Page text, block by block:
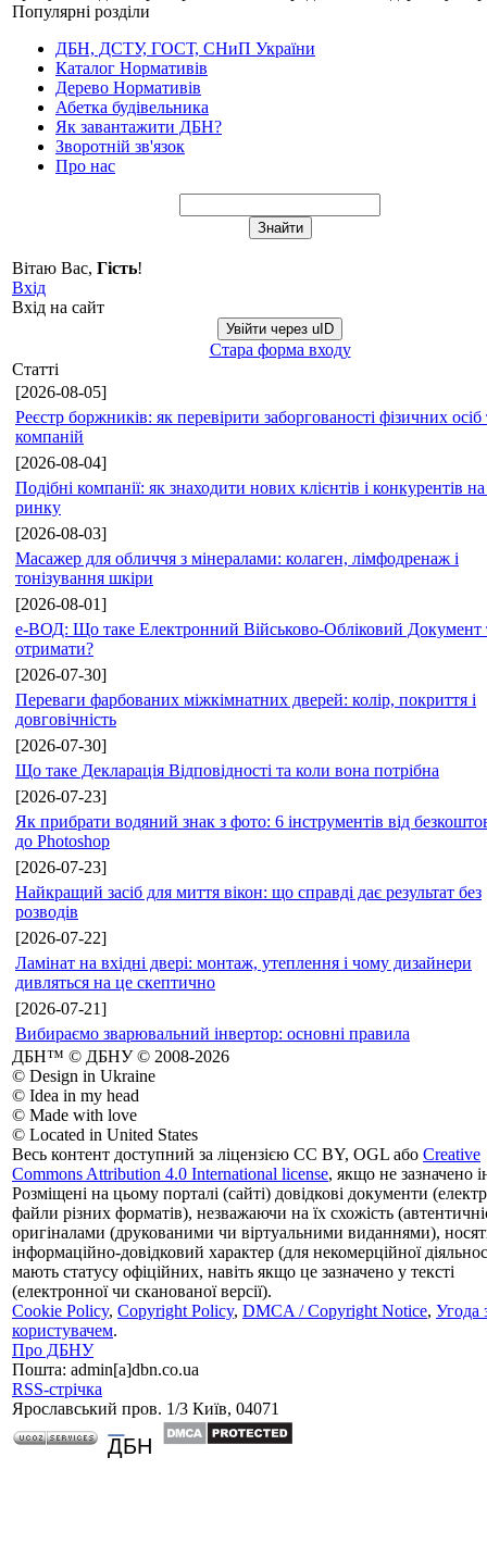
Популярні розділи
ДБН, ДСТУ, ГОСТ, СНиП України
Каталог Нормативів
Дерево Нормативів
Абетка будівельника
Як завантажити ДБН?
Зворотній зв'язок
Про нас
Вітаю Вас, Гість!
Вхід
Вхід на сайт
Увійти через uID
Стара форма входу
Статті
[2026-08-05]
Реєстр боржників: як перевірити заборгованості фізичних осіб
компаній
[2026-08-04]
Подібні компанії: як знаходити нових клієнтів і конкурентів
ринку
[2026-08-03]
Масажер для обличчя з мінералами: колаген, лімфодренаж і
тонізування шкіри
[2026-08-01]
е-ВОД: Що таке Електронний Військово-Обліковий Документ
отримати?
[2026-07-30]
Переваги фарбованих міжкімнатних дверей: колір, покриття і
довговічність
[2026-07-30]
Що таке Декларація Відповідності та коли вона потрібна
[2026-07-23]
Як прибрати водяний знак з фото: 6 інструментів від
до Photoshop
[2026-07-23]
Найкращий засіб для миття вікон: що справді дає результат без
розводів
[2026-07-22]
Ламінат на вхідні двері: монтаж, утеплення і чому дизайнери
дивляться на це скептично
[2026-07-21]
Вибираємо зварювальний інвертор: основні правила
ДБН™ © ДБНУ © 2008-2026
© Design in Ukraine
© Idea in my head
© Made with love
© Located in United States
Весь контент доступний за ліцензією CC BY, OGL або Creative
Commons Attribution 4.0 International license, якщо не зазначено
Розміщені на цьому порталі (сайті) довідкові документи
файли різних форматів), незважаючи на їх схожість
оригіналами (друкованими чи віртуальними виданнями),
інформаційно-довідковий характер (для некомерційної
мають статусу офіційних, навіть якщо це зазначено у тексті
(електронної чи сканованої версії).
Cookie Policy, Copyright Policy, DMCA / Copyright Notice, Угода
користувачем.
Про ДБНУ
Пошта: admin[а]dbn.co.ua
RSS-стрічка
Ярославський пров. 1/3 Київ, 04071